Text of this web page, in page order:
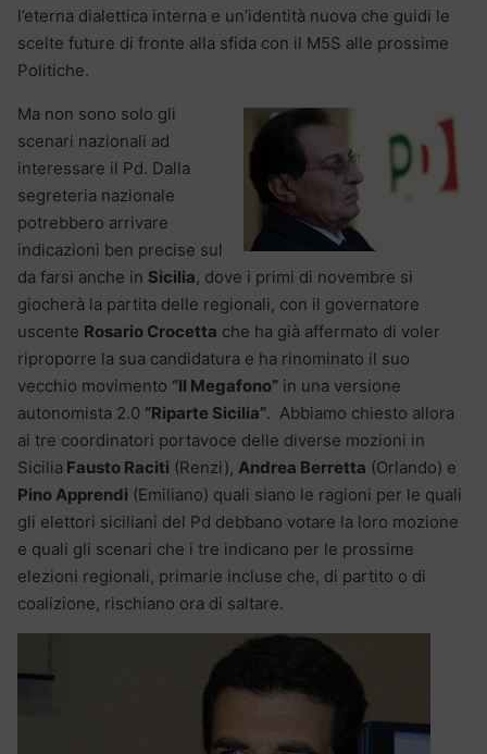
l’eterna dialettica interna e un’identità nuova che guidi le
scelte future di fronte alla sfida con il M5S alle prossime
Politiche.
Ma non sono solo gli
scenari nazionali ad
interessare il Pd. Dalla
segreteria nazionale
potrebbero arrivare
indicazioni ben precise sul
da farsi anche in Sicilia, dove i primi di novembre si
giocherà la partita delle regionali, con il governatore
uscente Rosario Crocetta che ha già affermato di voler
riproporre la sua candidatura e ha rinominato il suo
vecchio movimento “Il Megafono” in una versione
autonomista 2.0 “Riparte Sicilia”. Abbiamo chiesto allora
ai tre coordinatori portavoce delle diverse mozioni in
Sicilia Fausto Raciti (Renzi), Andrea Berretta (Orlando) e
Pino Apprendi (Emiliano) quali siano le ragioni per le quali
gli elettori siciliani del Pd debbano votare la loro mozione
e quali gli scenari che i tre indicano per le prossime
elezioni regionali, primarie incluse che, di partito o di
coalizione, rischiano ora di saltare.